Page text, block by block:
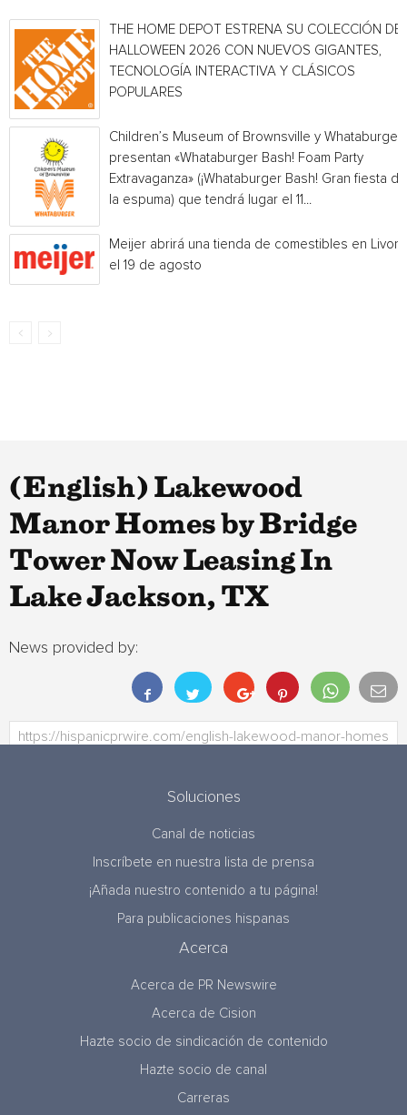
THE HOME DEPOT ESTRENA SU COLECCIÓN DE
HALLOWEEN 2026 CON NUEVOS GIGANTES,
TECNOLOGÍA INTERACTIVA Y CLÁSICOS
POPULARES
Children’s Museum of Brownsville y Whataburger
presentan «Whataburger Bash! Foam Party
Extravaganza» (¡Whataburger Bash! Gran fiesta de
la espuma) que tendrá lugar el 11...
Meijer abrirá una tienda de comestibles en
el 19 de agosto
(English) Lakewood
Manor Homes by Bridge
Tower Now Leasing In
Lake Jackson, TX
News provided by:
Soluciones
Canal de noticias
Inscríbete en nuestra lista de prensa
¡Añada nuestro contenido a tu página!
Para publicaciones hispanas
Acerca
Acerca de PR Newswire
Acerca de Cision
Hazte socio de sindicación de contenido
Hazte socio de canal
Carreras